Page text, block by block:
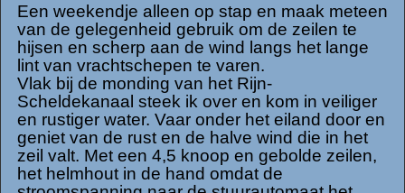
Een weekendje alleen op stap en maak meteen
van de gelegenheid gebruik om de zeilen te
hijsen en scherp aan de wind langs het lange
lint van vrachtschepen te varen.
Vlak bij de monding van het Rijn-
Scheldekanaal steek ik over en kom in veiliger
en rustiger water. Vaar onder het eiland door en
geniet van de rust en de halve wind die in het
zeil valt. Met een 4,5 knoop en gebolde zeilen,
het helmhout in de hand omdat de